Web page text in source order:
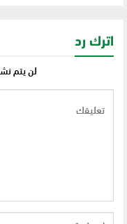
اترك رد
لن يتم